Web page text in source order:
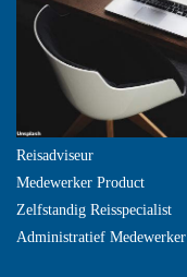
Reisadviseur
Medewerker Product
Zelfstandig Reisspecialist
Administratief Medewerker